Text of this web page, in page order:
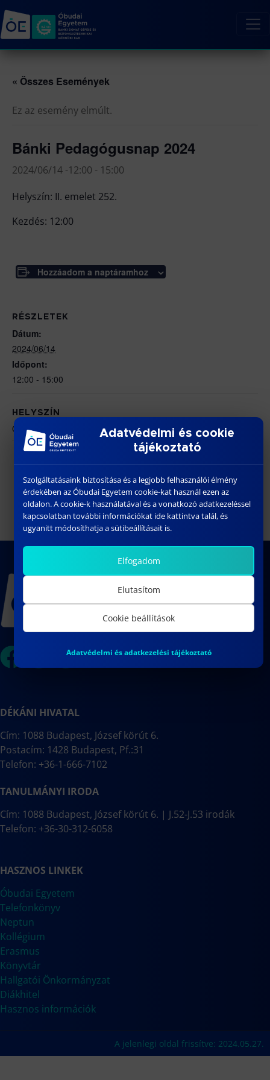
« Összes Események
Ez az esemény elmúlt.
Bánki Pedagógusnap 2024
2024/06/14 -12:00 - 15:00
Helyszín: II. emelet 252.
Kezdés: 12:00
Hozzáadom a naptáramhoz
RÉSZLETEK
Dátum:
2024/06/14
Időpont:
12:00 - 15:00
HELYSZÍN
ÓE BGK – 1081 Budapest, Népszínház utca 8.
DÉKÁNI HIVATAL
Cím: 1088 Budapest, József körút 6.
Postacím: 1428 Budapest, Pf.:31
Telefon: +36-1-666-7102
TANULMÁNYI IRODA
Cím: 1088 Budapest, József körút 6. | J.52-J.53 irodák
Telefon: +36-30-312-6058
HASZNOS LINKEK
Óbudai Egyetem
Telefonkönyv
Neptun
Kollégium
Erasmus
Könyvtár
Hallgatói Önkormányzat
Diákhitel
Hasznos információk
Adatvédelmi és cookie
tájékoztató
Szolgáltatásaink biztosítása és a legjobb felhasználói élmény
érdekében az Óbudai Egyetem cookie-kat használ ezen az
oldalon. A cookie-k használatával és a vonatkozó adatkezeléssel
kapcsolatban további információkat ide kattintva talál, és
ugyanitt módosíthatja a sütibeállításait is.
Elfogadom
Elutasítom
Cookie beállítások
Adatvédelmi és adatkezelési tájékoztató
A jelenlegi oldal frissítve: 2024.05.27.